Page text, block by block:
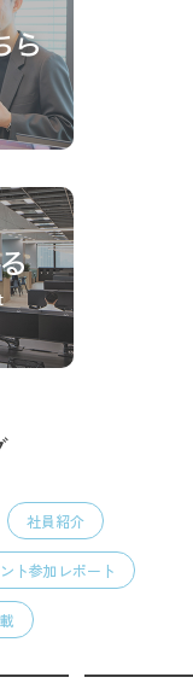
社員紹介
ト参加レポート